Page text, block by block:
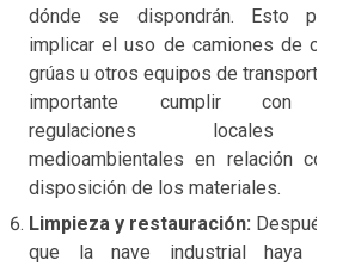
dónde se dispondrán. Esto puede
implicar el uso de camiones de carga,
grúas u otros equipos de transporte. Es
importante cumplir con las
regulaciones locales y
medioambientales en relación con la
disposición de los materiales.
Limpieza y restauración: Después de
que la nave industrial haya sido